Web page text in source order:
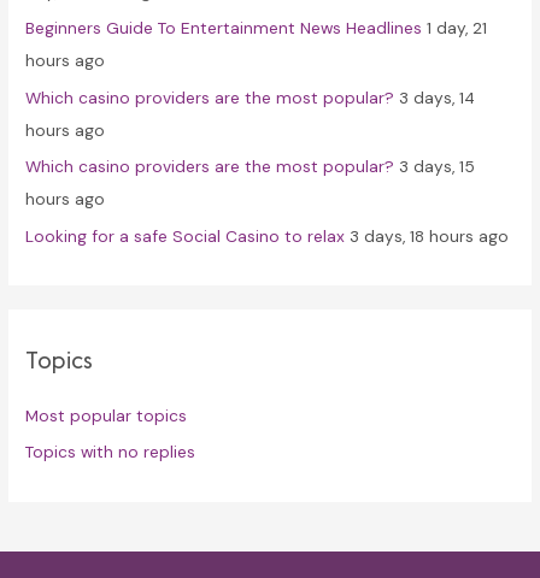
:Beginners Guide To Entertainment News Headlines 1 day, 21
hours ago
Which casino providers are the most popular? 3 days, 14
hours ago
Which casino providers are the most popular? 3 days, 15
hours ago
Looking for a safe Social Casino to relax 3 days, 18 hours ago
Topics
Most popular topics
Topics with no replies